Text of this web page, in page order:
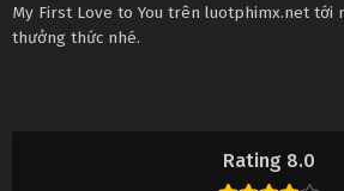
Rating 8.0
My First Love to You trên luotphimx.net tới
thưởng thức nhé.